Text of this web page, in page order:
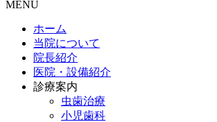
MENU
ホーム
当院について
院長紹介
医院・設備紹介
診療案内
虫歯治療
小児歯科